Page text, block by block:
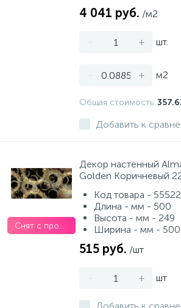
4 041 руб. /м2
- + шт.
- + м2
Общая стоимость
Добавить к
Снят с производства
Декор настенный
Golden Коричневый
Код товара -
Длина - мм - 500
Высота - мм - 249
Ширина - мм - 500
515 руб. /шт
- + шт